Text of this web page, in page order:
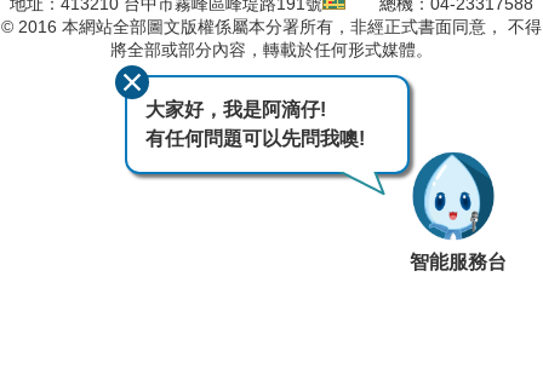
地址：413210 台中市霧峰區峰堤路191號
總機：04-23317588
© 2016 本網站全部圖文版權係屬本分署所有，非經正式書面同意， 不得
將全部或部分內容，轉載於任何形式媒體。
大家好，我是阿滴仔!
有任何問題可以先問我噢!
智能服務台